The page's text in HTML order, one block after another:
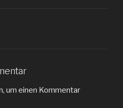
um einen Kommentar